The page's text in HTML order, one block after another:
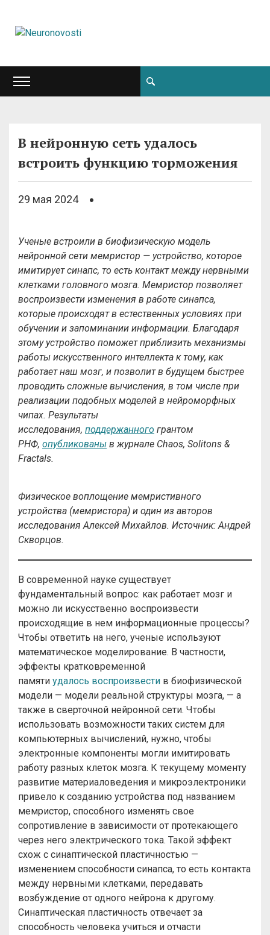
В нейронную сеть удалось
встроить функцию торможения
29 мая 2024
Ученые встроили в биофизическую модель
нейронной сети мемристор — устройство, которое
имитирует синапс, то есть контакт между нервными
клетками головного мозга. Мемристор позволяет
воспроизвести изменения в работе синапса,
которые происходят в естественных условиях при
обучении и запоминании информации. Благодаря
этому устройство поможет приблизить механизмы
работы искусственного интеллекта к тому, как
работает наш мозг, и позволит в будущем быстрее
проводить сложные вычисления, в том числе при
реализации подобных моделей в нейроморфных
чипах. Результаты
исследования, поддержанного грантом
РНФ, опубликованы в журнале Chaos, Solitons &
Fractals.
Физическое воплощение мемристивного
устройства (мемристора) и один из авторов
исследования Алексей Михайлов. Источник: Андрей
Скворцов.
В современной науке существует
фундаментальный вопрос: как работает мозг и
можно ли искусственно воспроизвести
происходящие в нем информационные процессы?
Чтобы ответить на него, ученые используют
математическое моделирование. В частности,
эффекты кратковременной
памяти удалось воспроизвести в биофизической
модели — модели реальной структуры мозга, — а
также в сверточной нейронной сети. Чтобы
использовать возможности таких систем для
компьютерных вычислений, нужно, чтобы
электронные компоненты могли имитировать
работу разных клеток мозга. К текущему моменту
развитие материаловедения и микроэлектроники
привело к созданию устройства под названием
мемристор, способного изменять свое
сопротивление в зависимости от протекающего
через него электрического тока. Такой эффект
схож с синаптической пластичностью —
изменением способности синапса, то есть контакта
между нервными клетками, передавать
возбуждение от одного нейрона к другому.
Синаптическая пластичность отвечает за
способность человека учиться и отчасти